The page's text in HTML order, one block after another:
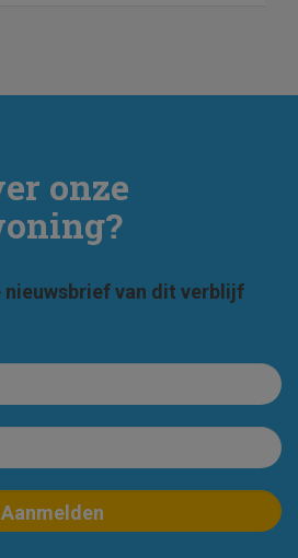
onze
nieuwsbrief van dit verblijf